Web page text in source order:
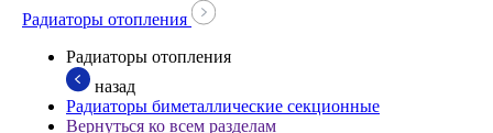
Радиаторы отопления
Радиаторы отопления
назад
Радиаторы биметаллические секционные
Вернуться ко всем разделам